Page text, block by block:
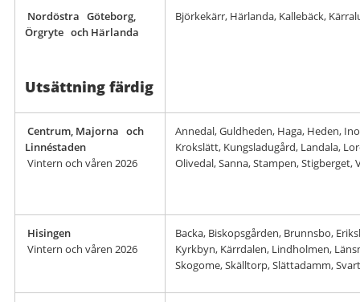
Nordöstra Göteborg,
Örgryte och Härlanda
Utsättning färdig
Björkekärr, Härlanda, Kallebäck,
Centrum, Majorna och
Linnéstaden
Vintern och våren 2026
Annedal, Guldheden, Haga, Heden,
Krokslätt, Kungsladugård, Landala,
Olivedal, Sanna, Stampen, Stigberget,
Hisingen
Vintern och våren 2026
Backa, Biskopsgården, Brunnsbo,
Kyrkbyn, Kärrdalen, Lindholmen,
Skogome, Skälltorp, Slättadamm,